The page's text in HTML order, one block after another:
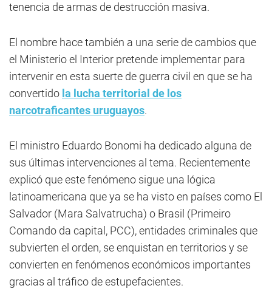
tenencia de armas de destrucción masiva.
El nombre hace también a una serie de cambios que
el Ministerio el Interior pretende implementar para
intervenir en esta suerte de guerra civil en que se ha
convertido la lucha territorial de los
narcotraficantes uruguayos.
El ministro Eduardo Bonomi ha dedicado alguna de
sus últimas intervenciones al tema. Recientemente
explicó que este fenómeno sigue una lógica
latinoamericana que ya se ha visto en países como El
Salvador (Mara Salvatrucha) o Brasil (Primeiro
Comando da capital, PCC), entidades criminales que
subvierten el orden, se enquistan en territorios y se
convierten en fenómenos económicos importantes
gracias al tráfico de estupefacientes.